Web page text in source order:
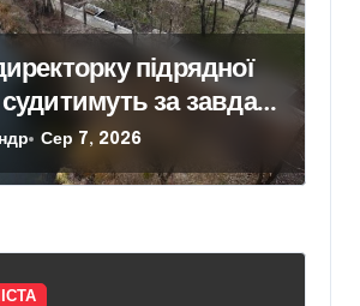
підрядної
судитимуть за завдані
час ремонту зони
Сер 7, 2026